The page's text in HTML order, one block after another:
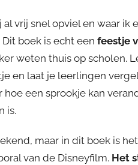
al vrij snel opviel en waar ik
boek is echt een feestje
weten thuis op scholen.
en laat je leerlingen
hoe een sprookje kan
is.
maar in dit boek is
van de Disneyfilm. Het